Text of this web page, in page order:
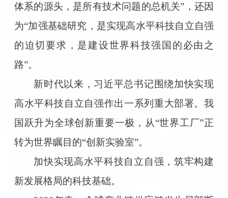
体系的源头，是所有技术问题的总机关”，还因
为“加强基础研究，是实现高水平科技自立自强
的迫切要求，是建设世界科技强国的必由之
路”。
新时代以来，习近平总书记围绕加快实现
高水平科技自立自强作出一系列重大部署。我
国跃升为全球创新重要一极，从“世界工厂”正
转为世界瞩目的“创新实验室”。
加快实现高水平科技自立自强，筑牢构建
新发展格局的科技基础。